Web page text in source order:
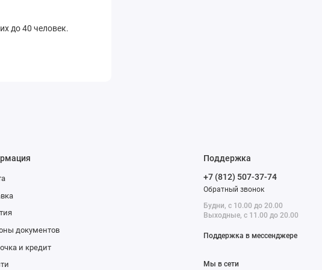
до 40 человек.
документов
и кредит
Поддержка
+7 (812) 507-37-74
Обратный звонок
Будни, с 10.00 до 20.00
Выходные, с 11.00 до 20.00
Поддержка в мессенджере
Мы в сети